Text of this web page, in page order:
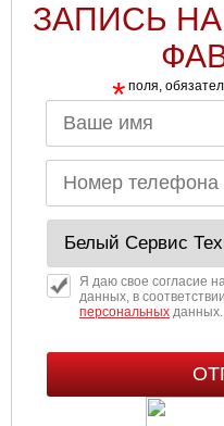
ЗАПИСЬ
* поля,
Я даю свое согласие
данных, в
персональныхданных.